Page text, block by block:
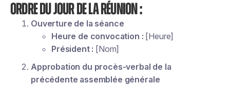
Ordre du jour de la réunion :
Ouverture de la séance
Heure de convocation : [Heure]
Président : [Nom]
Approbation du procès-verbal de la
précédente assemblée générale